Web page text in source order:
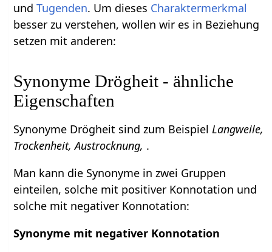
undTugenden. Um dieses Charaktermerkmal
besser zu verstehen, wollen wir es in Beziehung
setzen mit anderen:
Synonyme Drögheit - ähnliche
Eigenschaften
Synonyme Drögheit sind zum BeispielLangweile,
Trockenheit, Austrocknung, .
Man kann die Synonyme in zwei Gruppen
einteilen, solche mit positiver Konnotation und
solche mit negativer Konnotation:
Synonyme mit negativer Konnotation